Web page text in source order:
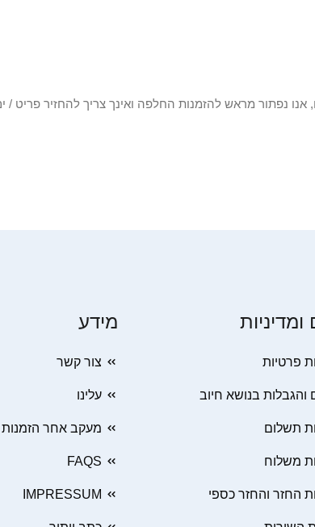
פריט פגום / פגום, אנו נפתור מראש להזמנות החלפה ואינך צריך
פרטיות
והגבלות בנושא חיוב
תשלום
משלוח
החזר והחזר כספי
מידע
צור קשר
עלינו
מעקב אחר הזמנות
FAQS
IMPRESSUM